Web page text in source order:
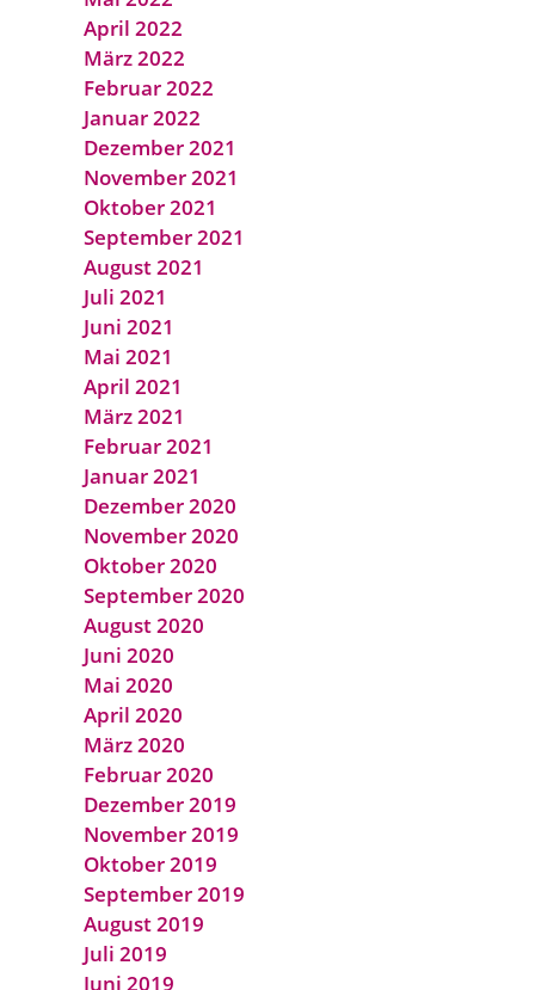
April 2022
März 2022
Februar 2022
Januar 2022
Dezember 2021
November 2021
Oktober 2021
September 2021
August 2021
Juli 2021
Juni 2021
Mai 2021
April 2021
März 2021
Februar 2021
Januar 2021
Dezember 2020
November 2020
Oktober 2020
September 2020
August 2020
Juni 2020
Mai 2020
April 2020
März 2020
Februar 2020
Dezember 2019
November 2019
Oktober 2019
September 2019
August 2019
Juli 2019
Juni 2019